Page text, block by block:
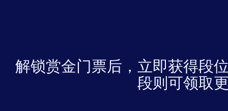
解锁赏金门票后，立即获得段
段则可领取